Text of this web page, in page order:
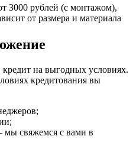
3000 рублей (с монтажом),
от размера и материала
на выгодных условиях.
кредитования вы
мы свяжемся с вами в